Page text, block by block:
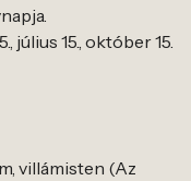
július 15., október 15.
villámisten (Az